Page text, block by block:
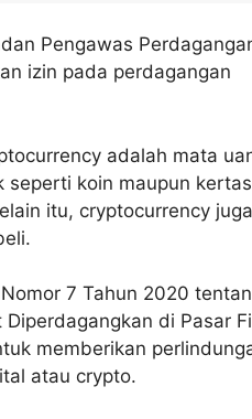
Pengawas
izin pada perdagangan
adalah mata
seperti koin maupun
itu, cryptocurrency juga
7 Tahun 2020
di Pasar
memberikan
atau crypto.